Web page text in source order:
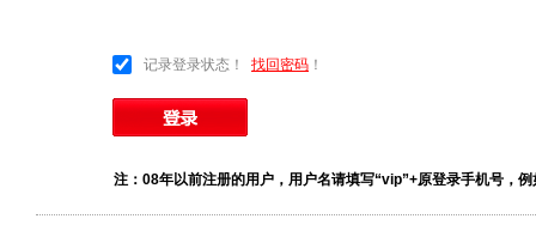
记录登录状态！ 找回密码 ！
注：08年以前注册的用户，用户名请填写“vip”+原登录手机号，